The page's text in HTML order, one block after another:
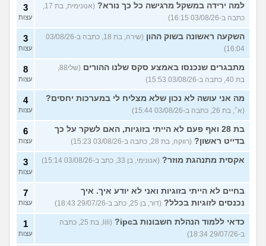
למה ירידה במשקל מרגישה כל כך נורא?
(אנונימית, בת 17,
כתבה ב-03/08/26 16:15)
3
עצות
השקעה ראשונה בשוק ההון
(שירה, בת 18, כתבה ב-03/08/26
16:04)
3
עצות
מתבגרים שנכנסו באמצע סקס שלנו ההורים
(שלי88,
בת 40, כתבה ב-03/08/26 15:53)
8
עצות
מה אני עושה לא נכון שלא מצליח לי במערכות יחסים?
(א׳, בת 26, כתבה ב-03/08/26 15:44)
4
עצות
בת 28 ואף פעם לא הייתי בזוגיות, האם לשקר על כך
בדייט ראשון? (רווקה, בת 28, כתבה ב-03/08/26 15:23)
6
עצות
אקסית מתנהגת מוזר? (אנונימי, בן 33, כתב ב-03/08/26 15:14) 3
עצות
בחיים לא הייתי בזוגיות ואני לא יודע איך. איך
נכנסים לזוגיות בכלל? (דור, בן 25, כתב ב-29/07/26 18:43)
7
עצות
כדאי ללמוד הנהלת חשבונות בipc?
(lili, בת 25, כתבה
ב-29/07/26 18:34)
1
עצות